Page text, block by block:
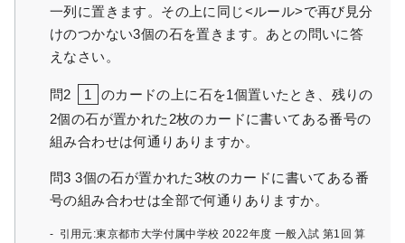
一列に置きます。その上に同じ<ルール>で再び見分
けのつかない3個の石を置きます。あとの問いに答
えなさい。
問2 1
のカードの上に石を1個置いたとき、残りの
2個の石が置かれた2枚のカードに書いてある番号の
組み合わせは何通りありますか。
問3 3個の石が置かれた3枚のカードに書いてある番
号の組み合わせは全部で何通りありますか。
引用元:東京都市大学付属中学校 2022年度 一般入試 第1回 算